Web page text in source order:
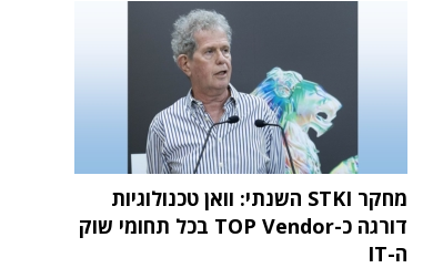
מחקר STKI השנתי: וואן טכנולוגיות
דורגה כ-TOP Vendor בכל תחומי שוק
ה-IT